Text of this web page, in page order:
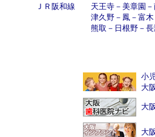
ＪＲ阪和線 天王寺－ 美章園 －
津久野－ 鳳－ 富木
熊取 － 日根野－
小
大
大
大